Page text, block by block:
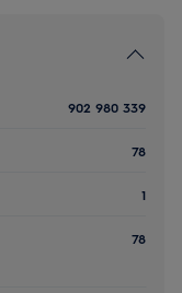
902 980 339
78
1
78